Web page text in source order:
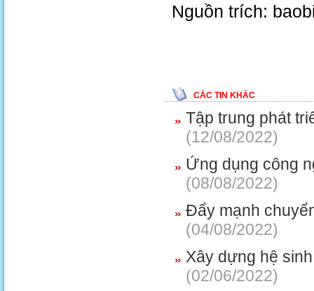
Nguồn trích:
CÁC TIN KHÁC
Tập trung phát
(12/08/2022)
Ứng dụng công
(08/08/2022)
Đẩy mạnh
(04/08/2022)
Xây dựng hệ
(02/06/2022)